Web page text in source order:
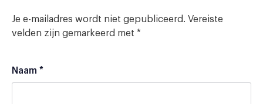
Je e-mailadres wordt niet gepubliceerd. Vereiste
velden zijn gemarkeerd met *
Naam *